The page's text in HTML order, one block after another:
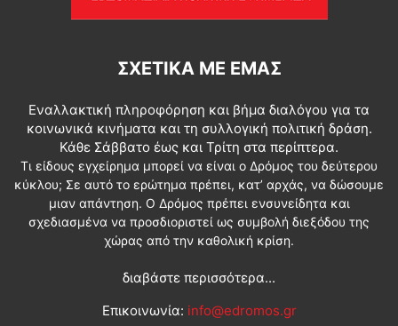
ΣΧΕΤΙΚΆ ΜΕ ΕΜΆΣ
Εναλλακτική πληροφόρηση και βήμα διαλόγου για τα
κοινωνικά κινήματα και τη συλλογική πολιτική δράση.
Κάθε Σάββατο έως και Τρίτη στα περίπτερα.
Τι είδους εγχείρημα μπορεί να είναι ο Δρόμος του δεύτερου
κύκλου; Σε αυτό το ερώτημα πρέπει, κατ’ αρχάς, να δώσουμε
μιαν απάντηση. Ο Δρόμος πρέπει ενσυνείδητα και
σχεδιασμένα να προσδιοριστεί ως συμβολή διεξόδου της
χώρας από την καθολική κρίση.
διαβάστε περισσότερα...
Επικοινωνία: info@edromos.gr